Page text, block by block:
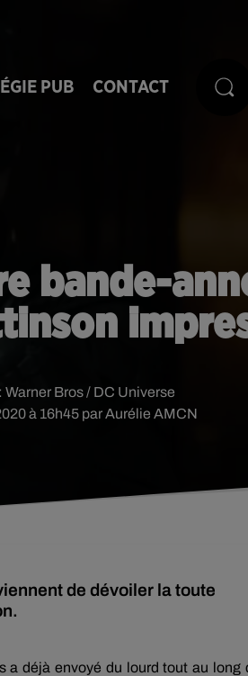
PUB CONTACT
bande-
à 16h45 par Aurélie AMCN
Warner Bros / DC Universe
de dévoiler la toute
a déjà envoyé du lourd tout au long